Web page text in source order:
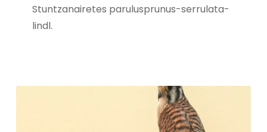
Stuntzanairetes parulusprunus-serrulata-
lindl.